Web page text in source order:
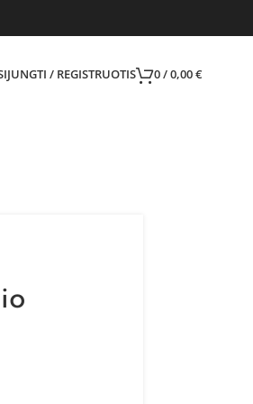
/ REGISTRUOTIS 0/0,00€